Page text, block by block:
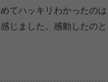
めてハッキリわかったの
感じました。感動したの